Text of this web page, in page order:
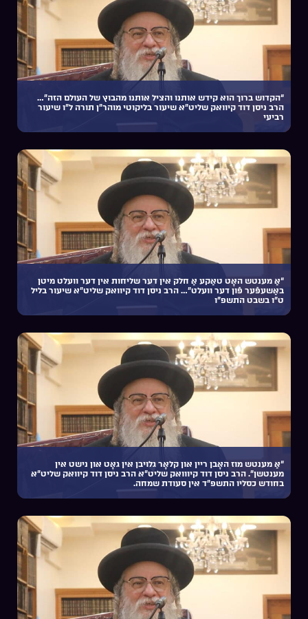
“הקדוש ברוך הוא קידש אותנו והציל אותנו מהבוץ של העולם הזה”…
הרב ניסן דוד קיוואק שליט”א שיעור בליקוטי מוהר”ן תורה ל”ו שיעור
רביעי
“אַ מענטש האָט טאַקע אַ חלק אין דער שליחות אין דער וועלט מיטן
באַשעפֿער פֿון דער וועלט”… הרב ניסן דוד קיוואק שליט”א שיעור בליל
ט”ו בשבט התשפ”ו
“אַ מענטש מוז האָבן ריין און קלאָר גלויבן אין גאָט און נישט אין
מענטשן”. הרב ניסן דוד קיווואק שליט”א הרב ניסן דוד קיוואק שליט”א
בחודש כסליו התשפ”ד אין סעודת שמחה.